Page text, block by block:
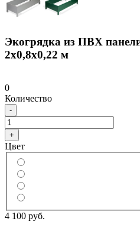
Экогрядка из ПВХ
2х0,8х0,22 м
0
Количество
-
+
Цвет
4 100 руб.